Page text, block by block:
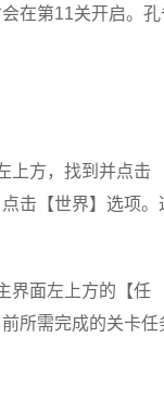
在第11关开启。孔
上方，找到并点击
击【世界】选项。
界面左上方的【任
所需完成的关卡任